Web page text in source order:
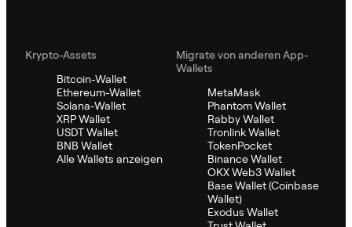
Krypto-Assets
Bitcoin-Wallet
Ethereum-Wallet
Solana-Wallet
XRP Wallet
USDT Wallet
BNB Wallet
Alle Wallets anzeigen
Migrate von anderen App-
Wallets
MetaMask
Phantom Wallet
Rabby Wallet
Tronlink Wallet
TokenPocket
Binance Wallet
OKX Web3 Wallet
Base Wallet (Coinbase
Wallet)
Exodus Wallet